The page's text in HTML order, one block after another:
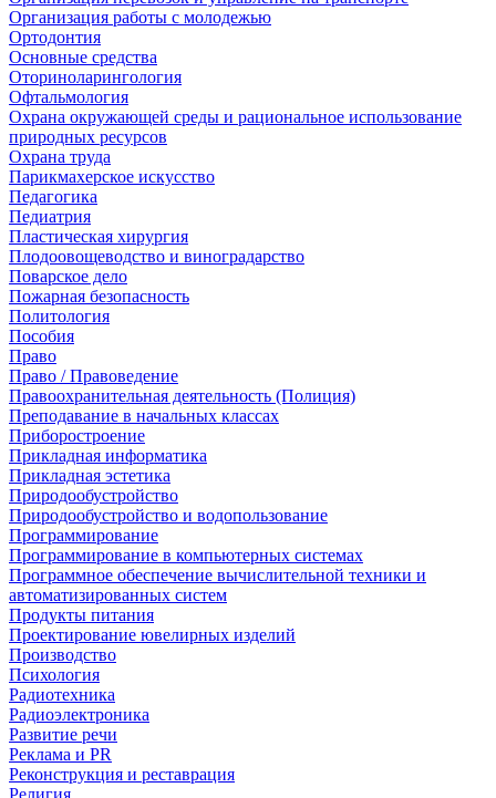
Организация работы с молодежью
Ортодонтия
Основные средства
Оториноларингология
Офтальмология
Охрана окружающей среды и рациональное использование
природных ресурсов
Охрана труда
Парикмахерское искусство
Педагогика
Педиатрия
Пластическая хирургия
Плодоовощеводство и виноградарство
Поварское дело
Пожарная безопасность
Политология
Пособия
Право
Право / Правоведение
Правоохранительная деятельность (Полиция)
Преподавание в начальных классах
Приборостроение
Прикладная информатика
Прикладная эстетика
Природообустройство
Природообустройство и водопользование
Программирование
Программирование в компьютерных системах
Программное обеспечение вычислительной техники и
автоматизированных систем
Продукты питания
Проектирование ювелирных изделий
Производство
Психология
Радиотехника
Радиоэлектроника
Развитие речи
Реклама и PR
Реконструкция и реставрация
Религия